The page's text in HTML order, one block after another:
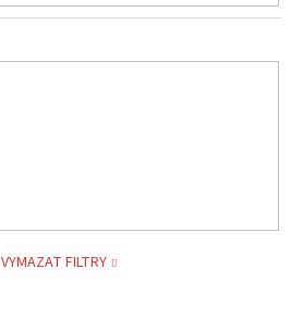
VYMAZAT FILTRY